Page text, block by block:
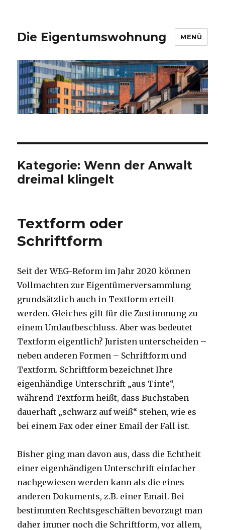
Die Eigentumswohnung MENÜ
Kategorie:Wenn der Anwalt
dreimal klingelt
Textform oder
Schriftform
Seit der WEG-Reform im Jahr 2020 können
Vollmachten zur Eigentümerversammlung
grundsätzlich auch in Textform erteilt
werden. Gleiches gilt für die Zustimmung zu
einem Umlaufbeschluss. Aber was bedeutet
Textform eigentlich? Juristen unterscheiden –
neben anderen Formen – Schriftform und
Textform. Schriftform bezeichnet Ihre
eigenhändige Unterschrift „aus Tinte“,
während Textform heißt, dass Buchstaben
dauerhaft „schwarz auf weiß“ stehen, wie es
bei einem Fax oder einer Email der Fall ist.
Bisher ging man davon aus, dass die Echtheit
einer eigenhändigen Unterschrift einfacher
nachgewiesen werden kann als die eines
anderen Dokuments, z.B. einer Email. Bei
bestimmten Rechtsgeschäften bevorzugt man
daher immer noch die Schriftform, vor allem,